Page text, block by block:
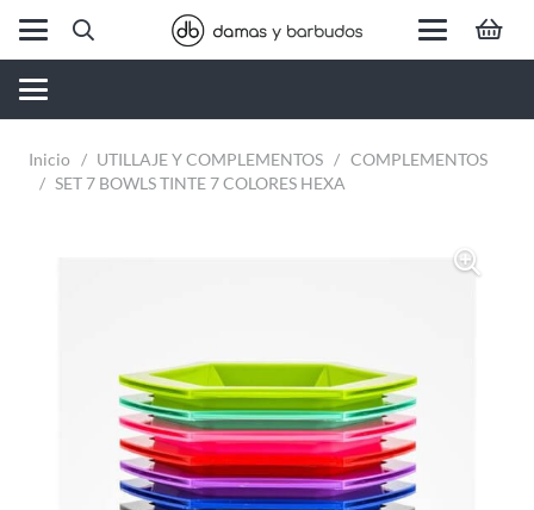
Inicio / UTILLAJE Y COMPLEMENTOS / COMPLEMENTOS
/ SET 7 BOWLS TINTE 7 COLORES HEXA